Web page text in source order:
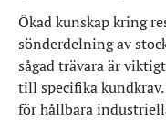
Ökad kunskap kring
sönderdelning av
sågad trävara är
till specifika
för hållbara